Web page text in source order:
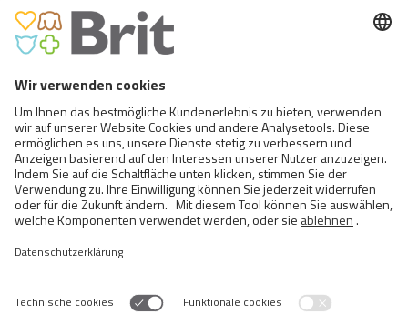
BRIT CARE MINI CHICKEN &
TUNA FILLETS IN GRAVY